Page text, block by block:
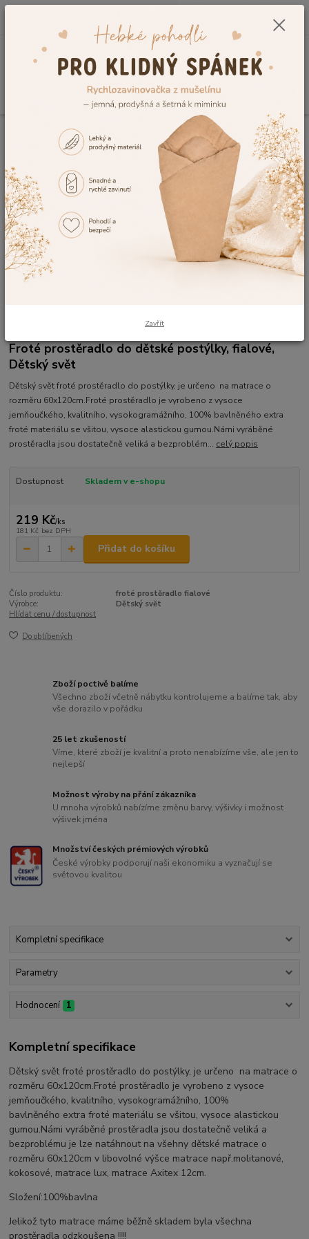
0,00 Kč
Vše do postýlky
Dětská prostěradla do postýlky a kolébky 60×120,
70×140 a 90×40 cm
Froté prostěradla do dětské postýlky 60×120 cm –
napínací bavlněná
Froté prostěradlo do postýlky Dětský svět fialové
Froté prostěradlo do postýlky
Dětský svět fialové
Ohodnotit produkt
Froté prostěradlo do dětské postýlky, fialové,
Dětský svět
Dětský svět froté prostěradlo do postýlky, je určeno na matrace o
rozměru 60x120cm.Froté prostěradlo je vyrobeno z vysoce
jemňoučkého, kvalitního, vysokogramážního, 100% bavlněného extra
froté materiálu se všitou, vysoce alastickou gumou.Námi vyráběné
prostěradla jsou dostatečně veliká a bezproblém... celý popis
Dostupnost Skladem v e-shopu
219 Kč/ks
181 Kč bez DPH
Přidat do košíku
Číslo produktu:
froté prostěradlo fialové
Výrobce:
Dětský svět
Hlídat cenu / dostupnost
Do oblíbených
Zboží poctivě balíme
Všechno zboží včetně nábytku kontrolujeme a balíme tak, aby
vše dorazilo v pořádku
25 let zkušeností
Víme, které zboží je kvalitní a proto nenabízíme vše, ale jen to
nejlepší
Možnost výroby na přání zákazníka
U mnoha výrobků nabízíme změnu barvy, výšivky i možnost
výšivek jména
Množství českých prémiových výrobků
České výrobky podporují naši ekonomiku a vyznačují se
světovou kvalitou
Kompletní specifikace
Parametry
Hodnocení 1
Kompletní specifikace
Dětský svět froté prostěradlo do postýlky, je určeno na matrace o
rozměru 60x120cm.Froté prostěradlo je vyrobeno z vysoce
jemňoučkého, kvalitního, vysokogramážního, 100%
bavlněného extra froté materiálu se všitou, vysoce alastickou
gumou.Námi vyráběné prostěradla jsou dostatečně veliká a
bezproblému je lze natáhnout na všehny dětské matrace o
rozměru 60x120cm v libovolné výšce matrace např.molitanové,
kokosové, matrace lux, matrace Axitex 12cm.
Složení:100%bavlna
Jelikož tyto matrace máme běžně skladem byla všechna
prostěradla odzkoušena !!!!
Zavřít